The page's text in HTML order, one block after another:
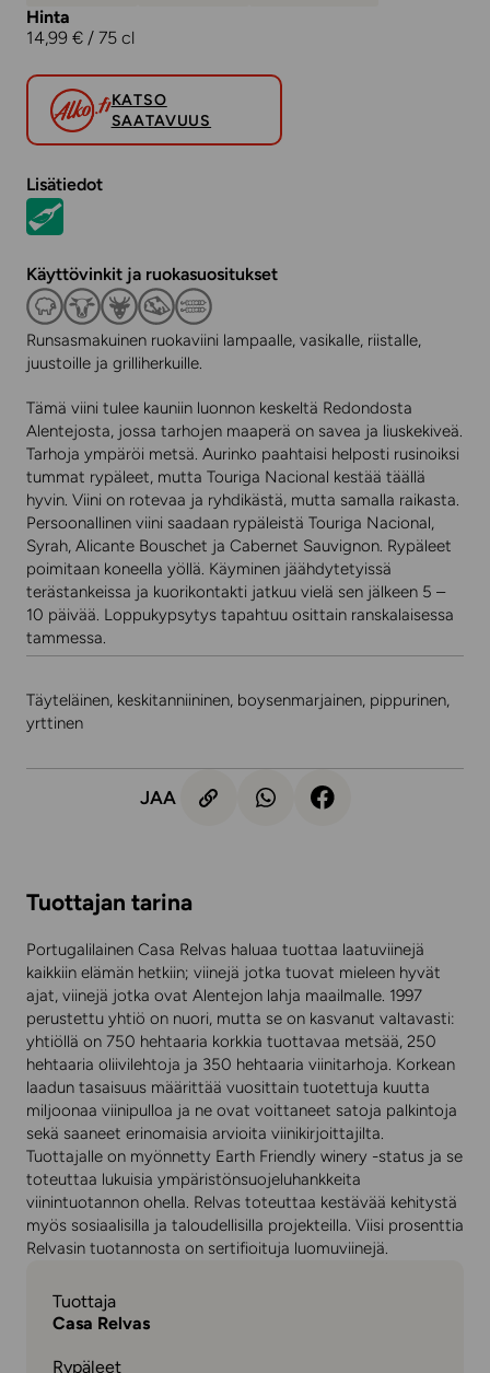
Hinta
14,99 € / 75 cl
KATSO
SAATAVUUS
Lisätiedot
Käyttövinkit ja ruokasuositukset
Runsasmakuinen ruokaviini lampaalle, vasikalle, riistalle,
juustoille ja grilliherkuille.
Tämä viini tulee kauniin luonnon keskeltä Redondosta
Alentejosta, jossa tarhojen maaperä on savea ja liuskekiveä.
Tarhoja ympäröi metsä. Aurinko paahtaisi helposti rusinoiksi
tummat rypäleet, mutta Touriga Nacional kestää täällä
hyvin. Viini on rotevaa ja ryhdikästä, mutta samalla raikasta.
Persoonallinen viini saadaan rypäleistä Touriga Nacional,
Syrah, Alicante Bouschet ja Cabernet Sauvignon. Rypäleet
poimitaan koneella yöllä. Käyminen jäähdytetyissä
terästankeissa ja kuorikontakti jatkuu vielä sen jälkeen 5 –
10 päivää. Loppukypsytys tapahtuu osittain ranskalaisessa
tammessa.
Täyteläinen, keskitanniininen, boysenmarjainen, pippurinen,
yrttinen
JAA
Tuottajan tarina
Portugalilainen Casa Relvas haluaa tuottaa laatuviinejä
kaikkiin elämän hetkiin; viinejä jotka tuovat mieleen hyvät
ajat, viinejä jotka ovat Alentejon lahja maailmalle. 1997
perustettu yhtiö on nuori, mutta se on kasvanut valtavasti:
yhtiöllä on 750 hehtaaria korkkia tuottavaa metsää, 250
hehtaaria oliivilehtoja ja 350 hehtaaria viinitarhoja. Korkean
laadun tasaisuus määrittää vuosittain tuotettuja kuutta
miljoonaa viinipulloa ja ne ovat voittaneet satoja palkintoja
sekä saaneet erinomaisia arvioita viinikirjoittajilta.
Tuottajalle on myönnetty Earth Friendly winery -status ja se
toteuttaa lukuisia ympäristönsuojeluhankkeita
viinintuotannon ohella. Relvas toteuttaa kestävää kehitystä
myös sosiaalisilla ja taloudellisilla projekteilla. Viisi prosenttia
Relvasin tuotannosta on sertifioituja luomuviinejä.
Tuottaja
Casa Relvas
Rypäleet